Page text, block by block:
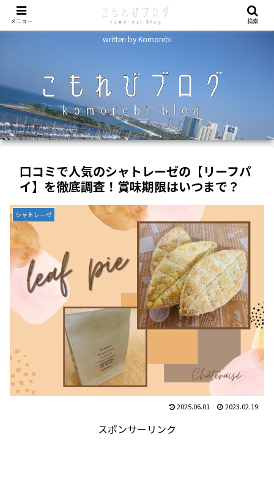
written by Komorebi
口コミで人気のシャトレーゼの【リーフパ
イ】を徹底調査！賞味期限はいつまで？
シャトレーゼ
2025.06.01 2023.02.19
スポンサーリンク
メニュー 検索